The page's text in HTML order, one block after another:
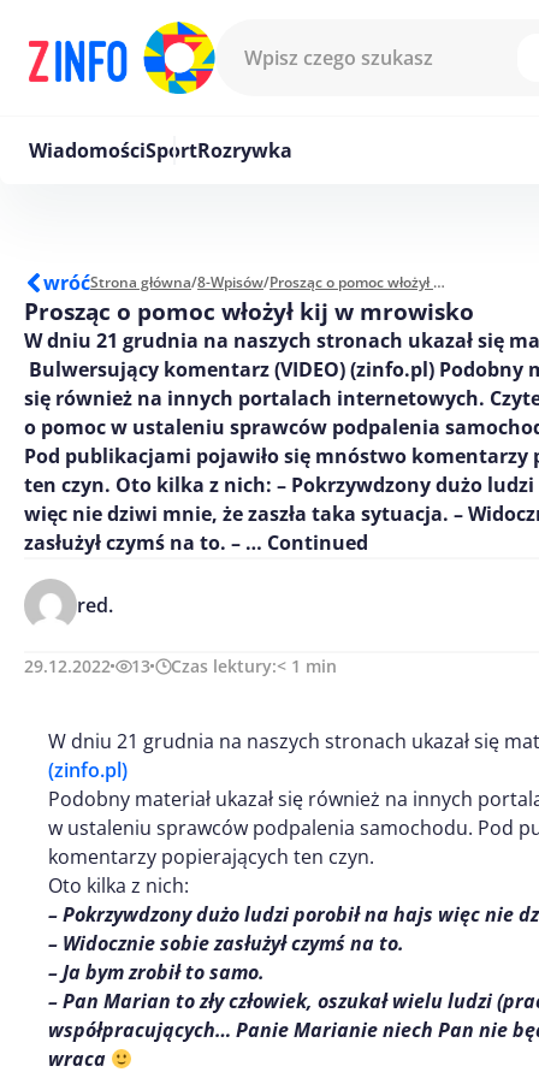
WiadomościSportRozrywka
wróćStrona główna/8-Wpisów/ Prosząc o pomoc włożył kij w mrowisko
Prosząc o pomoc włożył kij w mrowisko
W dniu 21 grudnia na naszych stronach ukazał się
Bulwersujący komentarz (VIDEO) (zinfo.pl) Podobny
się również na innych portalach internetowych.
o pomoc w ustaleniu sprawców podpalenia
Pod publikacjami pojawiło się mnóstwo komentarzy
ten czyn. Oto kilka z nich: – Pokrzywdzony dużo ludzi
więc nie dziwi mnie, że zaszła taka sytuacja. –
zasłużył czymś na to. – … Continued
red.
29.12.2022 13 Czas lektury:< 1 min
W dniu 21 grudnia na naszych stronach ukazał się
(zinfo.pl)
Podobny materiał ukazał się również na innych
w ustaleniu sprawców podpalenia samochodu. Pod
komentarzy popierających ten czyn.
Oto kilka z nich:
– Pokrzywdzony dużo ludzi porobił na hajs więc nie
– Widocznie sobie zasłużył czymś na to.
– Ja bym zrobił to samo.
– Pan Marian to zły człowiek, oszukał wielu ludzi
współpracujących… Panie Marianie niech Pan nie
wraca